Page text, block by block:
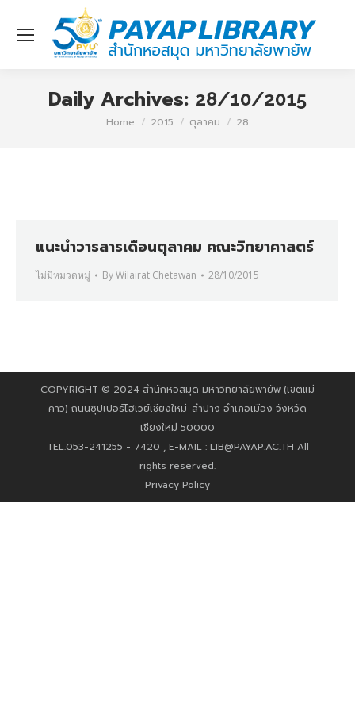
Daily Archives: 28/10/2015
You are here:
Home 2015 ตุลาคม 28
แนะนำวารสารเดือนตุลาคม คณะวิทยาศาสตร์
ไม่มีหมวดหมู่ ByWilairat Chetawan 28/10/2015
COPYRIGHT © 2024 สำนักหอสมุด มหาวิทยาลัยพายัพ (เขตแม่
คาว) ถนนซุปเปอร์ไฮเวย์เชียงใหม่-ลำปาง อำเภอเมือง จังหวัด
เชียงใหม่ 50000
TEL.053-241255 - 7420 , E-MAIL : LIB@PAYAP.AC.TH All
rights reserved.
Privacy Policy